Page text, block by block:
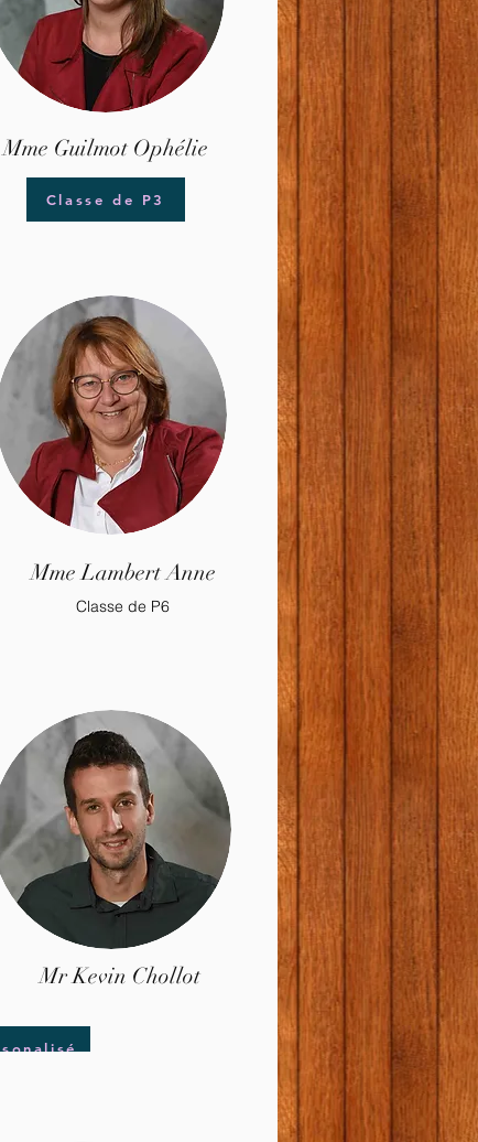
Mme Guilmot Ophélie
Classe de P3
Mme Lambert Anne
Classe de P6
Mr Kevin Chollot